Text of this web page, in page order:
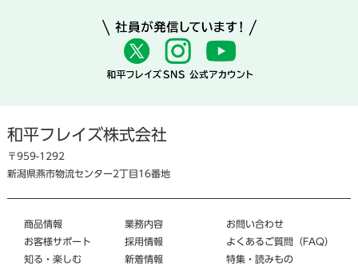
和平フレイズ株式会社
〒959-1292
新潟県燕市物流センター2丁目16番地
商品情報
お客様サポート
知る・楽しむ
業務内容
採用情報
新着情報
お問い合わせ
よくあるご質問（FAQ）
特集・読みもの